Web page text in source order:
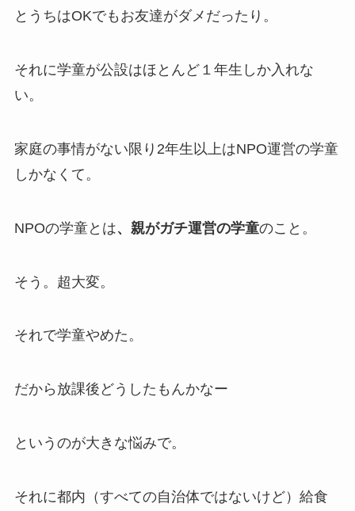
とうちはOKでもお友達がダメだったり。
それに学童が公設はほとんど１年生しか入れな
い。
家庭の事情がない限り2年生以上はNPO運営の学童
しかなくて。
NPOの学童とは、親がガチ運営の学童のこと。
そう。超大変。
それで学童やめた。
だから放課後どうしたもんかなー
というのが大きな悩みで。
それに都内（すべての自治体ではないけど）給食